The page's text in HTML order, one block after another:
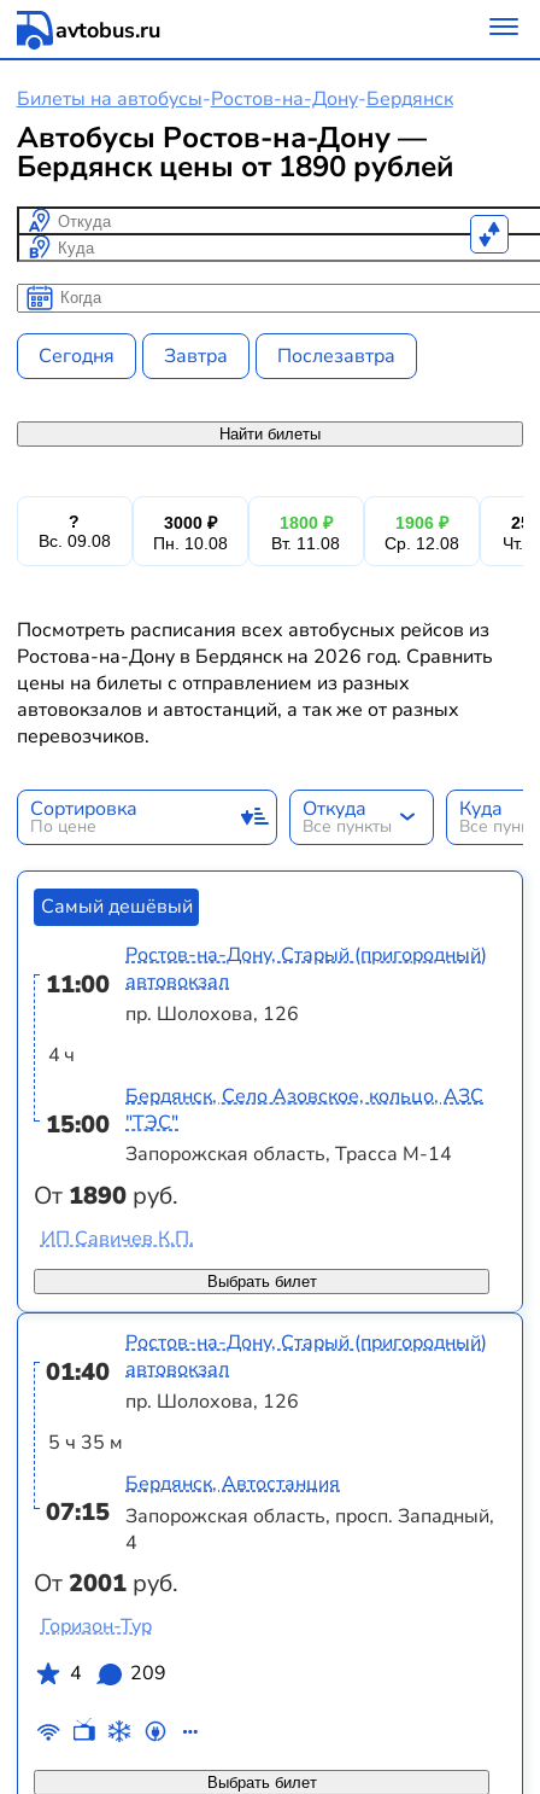
avtobus.ru
Билеты на автобусы-Ростов-на-Дону-Бердянск
Автобусы Ростов-на-Дону —
Бердянск цены от 1890 рублей
Откуда
Куда
Когда
Когда
Сегодня Завтра Послезавтра
Найти билеты
?
Вс. 09.08
3000 ₽
Пн. 10.08
1800 ₽
Вт. 11.08
1906 ₽
Ср. 12.08
Чт.
Посмотреть расписания всех автобусных рейсов из
Ростова-на-Дону в Бердянск на 2026 год. Сравнить
цены на билеты с отправлением из разных
автовокзалов и автостанций, а так же от разных
перевозчиков.
Сортировка
По цене
Откуда
Все пункты
Куда
Все
Самый дешёвый
11:00
4 ч
15:00
От 1890 руб.
Ростов-на-Дону, Старый (пригородный)
автовокзал
пр. Шолохова, 126
Бердянск, Село Азовское, кольцо, АЗС
"ТЭС"
Запорожская область, Трасса М-14
Выбрать билет
ИП Савичев К.П.
01:40
5 ч 35 м
07:15
От2001 руб.
Ростов-на-Дону, Старый (пригородный)
автовокзал
пр. Шолохова, 126
Бердянск, Автостанция
Запорожская область, просп. Западный,
4
Выбрать билет
Горизон-Тур
4
209